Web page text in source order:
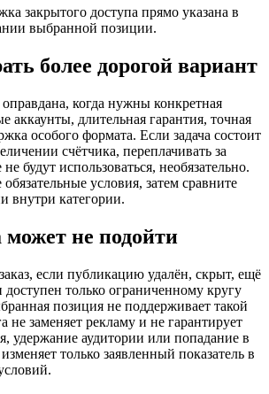
закрытого доступа прямо указана в
выбранной позиции.
более дорогой вариант
когда нужны конкретная
аккаунты, длительная гарантия, точная
особого формата. Если задача состоит
счётчика, переплачивать за
будут использоваться, необязательно.
условия, затем сравните
внутри категории.
может не подойти
если публикацию удалён, скрыт, ещё
только ограниченному кругу
позиция не поддерживает такой
не заменяет рекламу и не гарантирует
удержание аудитории или попадание в
только заявленный показатель в